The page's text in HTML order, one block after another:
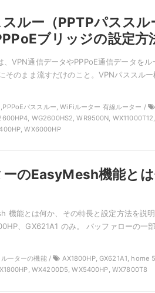
ルー（PPTPパススル
ブリッジの設定方
VPN通信データやPPPoE通信データをル
そのまま流すだけのこと。VPNパススルー
パススルー, WiFiルーター 有線ルーター /
WG2600HS2, WR9500N,
WX6000HP
のEasyMesh機能とは
機能とは何か、その特長と設定方法を説
、GX621A1 のみ。 バッファローの一
ーターの機能 /
AX1800HP, GX621A1, home
WX4200D5, WX5400HP, WX7800T8